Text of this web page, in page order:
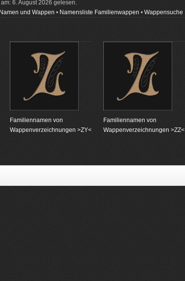
6. August 2026 gelesen.
Namen und Wappen • Namensliste Familienwappen • Wappensuche
Familiennamen von
Wappenverzeichnungen >ZY<
Familiennamen von
Wappenverzeichnungen >ZZ<